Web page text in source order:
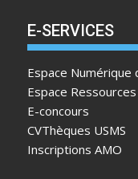
E-SERVICES
Espace Numérique
Espace
E-concours
CVThèques USMS
Inscriptions AMO